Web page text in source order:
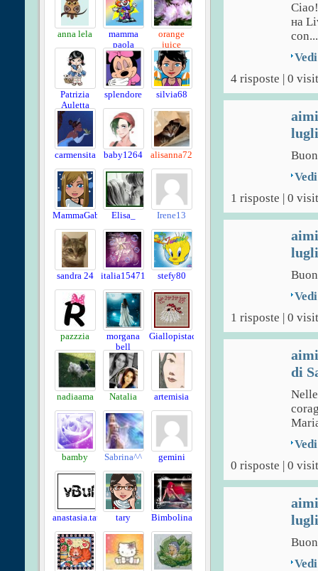
anna lela
mamma
paola
orange
juice
Patrizia
Auletta
splendore silvia68
carmensita baby1264 alisanna72
MammaGabby Elisa_ Irene13
sandra 24 italia15471 stefy80
pazzzia
morgana
bell
Giallopistacchio
nadiaama Natalia artemisia
bamby Sabrina^^ gemini
anastasia.tatalo tary Bimbolina
на
con...
4 risposte | 0
1 risposte | 0
1 risposte | 0
di
0 risposte | 0